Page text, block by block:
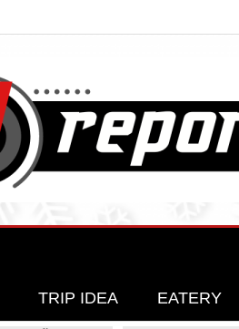
TRIP IDEA EATERY